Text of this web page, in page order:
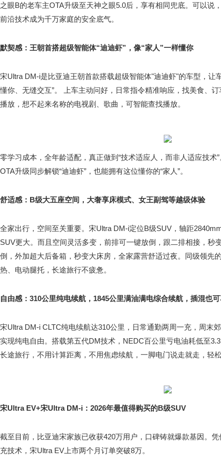
之眼B的老车主OTA升级至天神之眼5.0后，享有相同兜底。可以说
前沿技术成为千万家庭的安全底气。
默契感：王朝首搭超级智能体“迪迪虾”，像“家人”一样懂你
宋Ultra DM-i是比亚迪王朝首款搭载超级智能体"迪迪虾"的车型，让
懂你、无缝交互”。 上车主动问好，日常指令精准响应，找美食、
播放，想不起来名称的电视剧、歌曲，可智能查找播放。
零学习成本，全年龄适配，真正做到“技术适应人，而非人适应技术
OTA升级同步解锁“迪迪虾”，也能拥有这位懂你的“家人”。
舒适感：B级大五座空间，大奢享床模式、女王副驾等越级体验
全家出行，空间至关重要。宋Ultra DM-i定位B级SUV，轴距
SUV更大。而且空间灵活多变，前排可一键放倒，跟二排相接，秒
倒，外加超大后备箱，秒变大床房，全家露营舒适过夜。同级领先
热、电动腿托，长途旅行不疲惫。
自由感：310公里纯电续航，1845公里满油满电综合续航，插混也
宋Ultra DM-i CLTC纯电续航达310公里，日常通勤两周一充，周末
实现纯电自由。搭载第五代DM技术，NEDC百公里亏电油耗低至
长途旅行，不用计算距离，不用焦虑续航，一脚电门说走就走，轻
宋Ultra EV+宋Ultra DM-i：2026年最值得购买的B级SUV
截至目前，比亚迪宋家族已收获420万用户，口碑铸就爆款基因。
充技术，宋Ultra EV上市两个月订单突破8万。